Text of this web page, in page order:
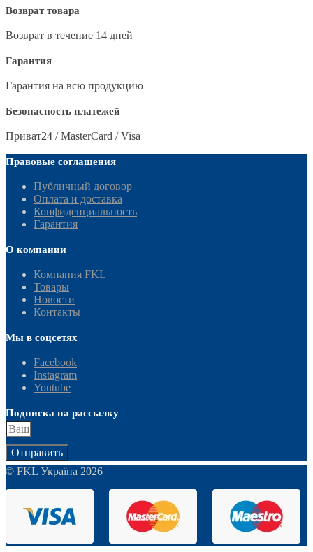
Возврат товара
Возврат в течение 14 дней
Гарантия
Гарантия на всю продукцию
Безопасность платежей
Приват24 / MasterCard / Visa
Правовые соглашения
Публичный договор
Оплата и доставка
Конфиденциальность
Гарантия
О компании
Компания FKL
Товары
Новости
Контакты
Мы в соцсетях
Facebook
Instagram
Youtube
Подписка на рассылку
Отправить
© FKL Україна 2026